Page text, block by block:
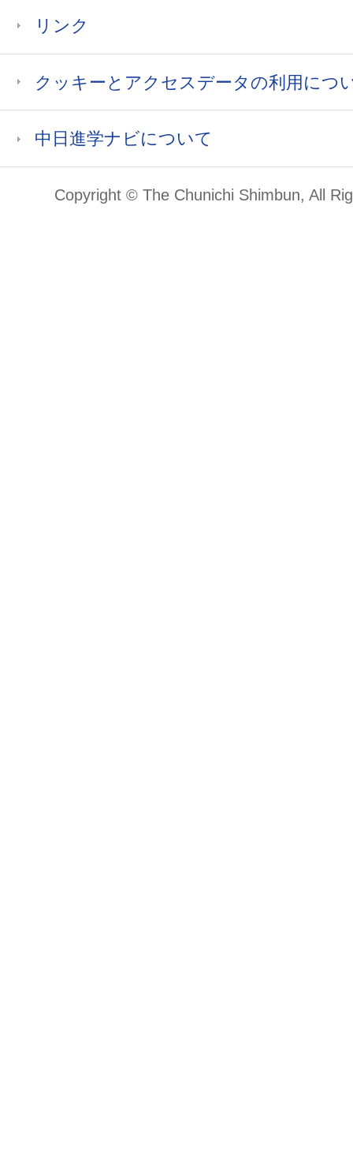
リンク
クッキーとアクセスデータの利用につ
中日進学ナビについて
Copyright © The Chunichi Shimbun, All